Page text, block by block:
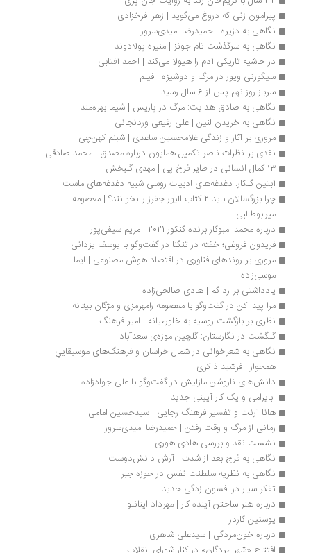
پیرامون زنى که دروغ مى‌گوید | زهرا فرخزادی
نگاهی به دزیره | حمیدرضا امیدی‌سرور
نگاهی به سرگذشت تام جونز | منیره پولادوند
در حاشیه تاریکی آدم را هیولا می‌کند | احمد آفتابی
سیگورنی ویور در مرگ و دوشیزه | فیلم
سرباز روز نهم پس از 6 سال رسید
نگاهی به صادق هدایت: مرگ در پاریس | شیما بهره‌مند
نگاهی به خریدن لنین | علی رفیعی وردنجانی
مروری بر آثار و زندگی غلامحسین ساعدی | شبنم کهن‌چی
نقدی بر نظرات ناصر تکمیل همایون درباره مصدق | محمد صادقی
آبتین گلکار: دغدغه‌های ادبیات روسی شبیه دغدغه‌های ماست
چرا بزرگسالان باید 2 کتاب الیور جفرز را بخوانند؟ | معصومه
میرابوطالبی
درباره محمد امبوگار برنده گنکور 2021 | مریم سیفی‌پور
فریدون فروغی؛ خفته در تنگنا در گفت‌وگو با یوسف یزدانی
مروری بر روندهای فناوری در اقتصاد هوش مصنوعی | ایما
موسی‌زاده
یادداشتی بر رد گم | هادی صالحی‌زاده
مرا پیدا کن در گفت‌وگو با معصومه رامهرمزی و مژگان بیتانه
نظری بر بازگشت روسیه به خاورمیانه | امیر فرهنگ
گلگشت در نگارستان: گلچین موزه‌ی سعدآباد
نگاهی به شعرخوانی در شمال خراسان و فرهنگ‌های موسیقاییِ
همجوار | فرشید ذاکری
دانش‌های ناروشن مازلیش در گفت‌و‌گو با علی جوادزاده
بایرامی و یک کار آیینی جدید
هانا آرنت و تفسیر فرهنگ رجایی | سیدحسین امامی
رمانی از مرگ و وقت رفتن | حمیدرضا امیدی‌سرور
نشست نقد و بررسی هادی هوری
نگاهی به فرج بعد از شدت | آرش دانش‌دوست
نگاهی به نظریه سلطنت نفس در حوزه جبر
تفکر سیار در افسون زدگی جدید
درباره هنر ساختن آینده کار | مهرداد اینانلو
یوستین گاردر
درباره خون‌مردگی | سیدعلی شاهری